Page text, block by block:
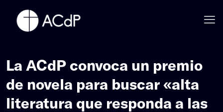
La ACdP convoca un premio
de novela para buscar «alta
literatura que responda a las